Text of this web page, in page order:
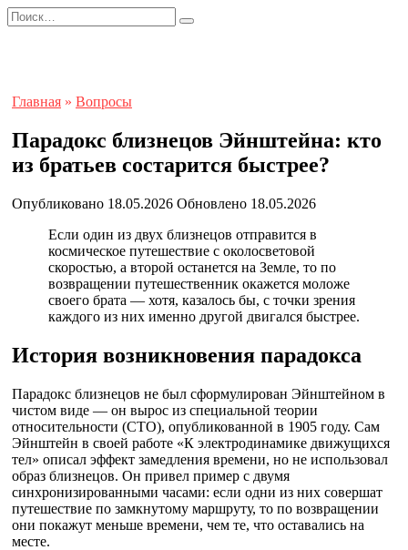
Перейти
к
Search
for:
Главная » Вопросы
Парадокс близнецов Эйнштейна: кто
из братьев состарится быстрее?
Опубликовано 18.05.2026 Обновлено 18.05.2026
Если один из двух близнецов отправится в
космическое путешествие с околосветовой
скоростью, а второй останется на Земле, то по
возвращении путешественник окажется моложе
своего брата — хотя, казалось бы, с точки зрения
каждого из них именно другой двигался быстрее.
История возникновения парадокса
Парадокс близнецов не был сформулирован Эйнштейном в
чистом виде — он вырос из специальной теории
относительности (СТО), опубликованной в 1905 году. Сам
Эйнштейн в своей работе «К электродинамике движущихся
тел» описал эффект замедления времени, но не использовал
образ близнецов. Он привел пример с двумя
синхронизированными часами: если одни из них совершат
путешествие по замкнутому маршруту, то по возвращении
они покажут меньше времени, чем те, что оставались на
месте.